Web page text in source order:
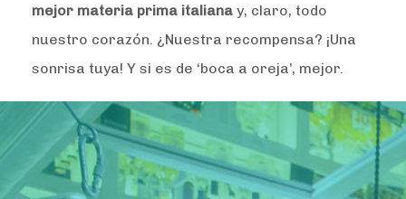
mejor materia prima italiana y, claro, todo
nuestro corazón. ¿Nuestra recompensa? ¡Una
sonrisa tuya! Y si es de ‘boca a oreja’, mejor.